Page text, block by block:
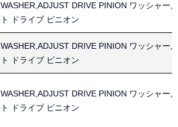
WASHER,ADJUST DRIVE PINION ワッシャー,
ト ドライブ ピニオン
WASHER,ADJUST DRIVE PINION ワッシャー,
ト ドライブ ピニオン
WASHER,ADJUST DRIVE PINION ワッシャー,
ト ドライブ ピニオン